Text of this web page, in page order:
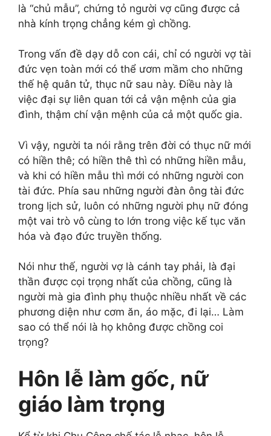
là “chủ mẫu”, chứng tỏ người vợ cũng được cả
nhà kính trọng chẳng kém gì chồng.
Trong vấn đề dạy dỗ con cái, chỉ có người vợ tài
đức vẹn toàn mới có thể ươm mầm cho những
thế hệ quân tử, thục nữ sau này. Điều này là
việc đại sự liên quan tới cả vận mệnh của gia
đình, thậm chí vận mệnh của cả một quốc gia.
Vì vậy, người ta nói rằng trên đời có thục nữ mới
có hiền thê; có hiền thê thì có những hiền mẫu,
và khi có hiền mẫu thì mới có những người con
tài đức. Phía sau những người đàn ông tài đức
trong lịch sử, luôn có những người phụ nữ đóng
một vai trò vô cùng to lớn trong việc kế tục văn
hóa và đạo đức truyền thống.
Nói như thế, người vợ là cánh tay phải, là đại
thần được cọi trọng nhất của chồng, cũng là
người mà gia đình phụ thuộc nhiều nhất về các
phương diện như cơm ăn, áo mặc, đi lại… Làm
sao có thể nói là họ không được chồng coi
trọng?
Hôn lễ làm gốc, nữ
giáo làm trọng